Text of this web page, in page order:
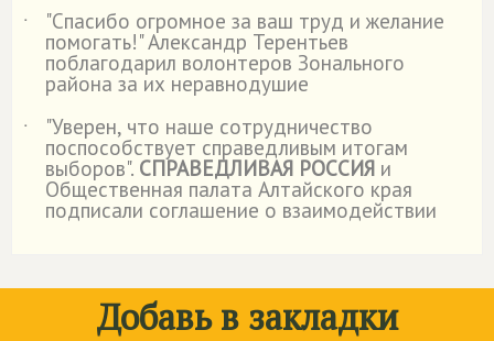
˙
"Спасибо огромное за ваш труд и желание
помогать!" Александр Терентьев
поблагодарил волонтеров Зонального
района за их неравнодушие
˙
"Уверен, что наше сотрудничество
поспособствует справедливым итогам
выборов". СПРАВЕДЛИВАЯ РОССИЯ и
Общественная палата Алтайского края
подписали соглашение о взаимодействии
Добавь в закладки